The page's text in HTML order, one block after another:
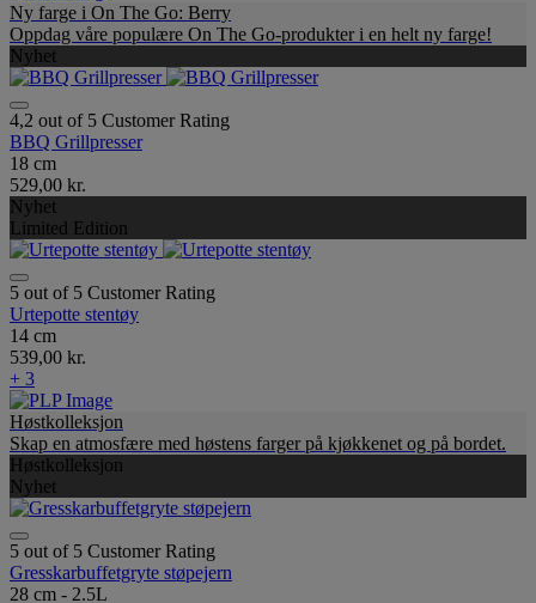
Ny farge i On The Go: Berry
Oppdag våre populære On The Go-produkter i en helt ny farge!
Nyhet
4,2 out of 5 Customer Rating
BBQ Grillpresser
18 cm
529,00 kr.
Nyhet
Limited Edition
5 out of 5 Customer Rating
Urtepotte stentøy
14 cm
539,00 kr.
+ 3
Høstkolleksjon
Skap en atmosfære med høstens farger på kjøkkenet og på bordet.
Høstkolleksjon
Nyhet
5 out of 5 Customer Rating
Gresskarbuffetgryte støpejern
28 cm - 2.5L